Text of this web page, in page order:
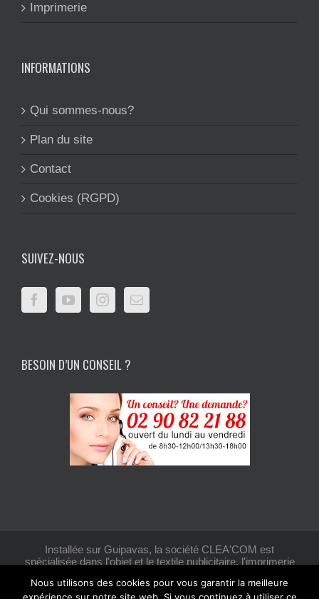
Imprimerie
INFORMATIONS
Qui sommes-nous?
Plan du site
Contact
Cookies (RGPD)
SUIVEZ-NOUS
BESOIN D’UN CONSEIL ?
Installée sur Guipavas, la société CLEA'COM est
spécialisée dans l'objet et le textile publicitaire, l'imprimerie
Nous utilisons des cookies pour vous garantir la meilleure